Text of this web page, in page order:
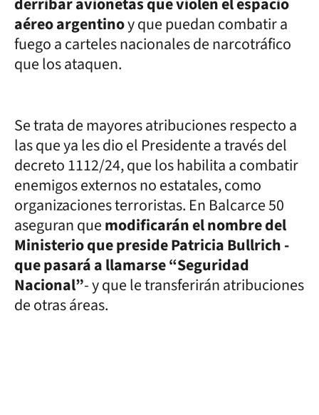
aéreo argentinoy que puedan combatir a
fuego a carteles nacionales de narcotráfico
que los ataquen.
Se trata de mayores atribuciones respecto a
las que ya les dio el Presidente a través del
decreto 1112/24, que los habilita a combatir
enemigos externos no estatales, como
organizaciones terroristas. En Balcarce 50
aseguran quemodificarán el nombre del
Ministerio que preside Patricia Bullrich -
que pasará a llamarse “Seguridad
Nacional”- y que le transferirán atribuciones
de otras áreas.